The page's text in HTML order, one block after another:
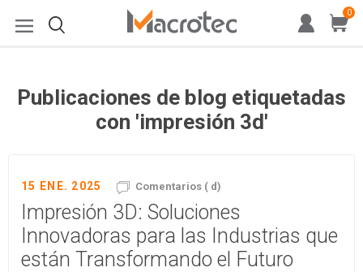
0
Publicaciones de blog etiquetadas
con 'impresión 3d'
15 ENE. 2025 Comentarios ( d)
Impresión 3D: Soluciones
Innovadoras para las Industrias que
están Transformando el Futuro